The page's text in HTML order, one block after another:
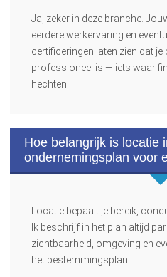
Ja, zeker in deze branche.
eerdere werkervaring en
certificeringen laten zien dat
professioneel is — iets waar
hechten.
Hoe belangrijk is locatie
ondernemingsplan voor
Locatie bepaalt je bereik,
Ik beschrijf in het plan altijd
zichtbaarheid, omgeving en
het bestemmingsplan.